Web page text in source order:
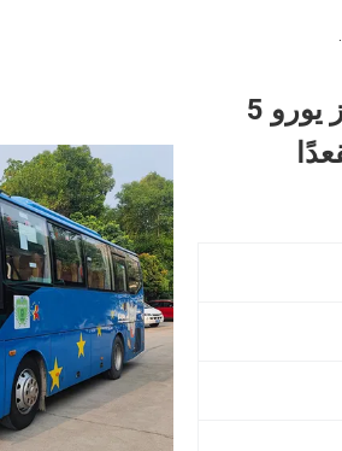
حافلات ومركبات مستعملة من طراز يورو 5